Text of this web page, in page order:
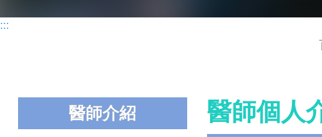
:::
醫師介紹 醫師個人